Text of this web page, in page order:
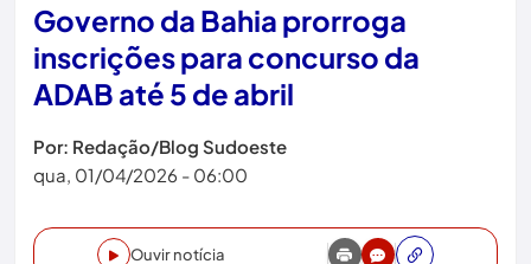
Governo da Bahia prorroga
inscrições para concurso da
ADAB até 5 de abril
Por: Redação/Blog Sudoeste
qua, 01/04/2026 - 06:00
Ouvir notícia